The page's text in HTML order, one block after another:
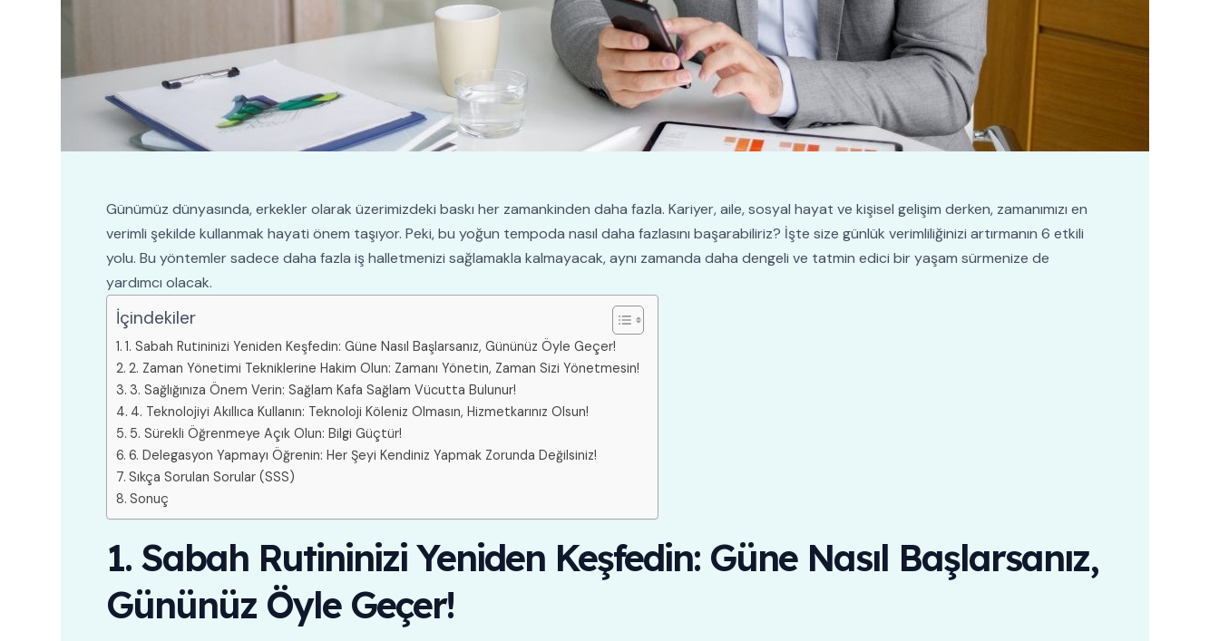
Günümüz dünyasında, erkekler olarak üzerimizdeki baskı her zamankinden daha fazla. Kariyer, aile, sosyal hayat ve kişisel gelişim derken, zamanımızı en
verimli şekilde kullanmak hayati önem taşıyor. Peki, bu yoğun tempoda nasıl daha fazlasını başarabiliriz? İşte size günlük verimliliğinizi artırmanın 6 etkili
yolu. Bu yöntemler sadece daha fazla iş halletmenizi sağlamakla kalmayacak, aynı zamanda daha dengeli ve tatmin edici bir yaşam sürmenize de
yardımcı olacak.
İçindekiler
1. Sabah Rutininizi Yeniden Keşfedin: Güne Nasıl Başlarsanız, Gününüz Öyle Geçer!
2. Zaman Yönetimi Tekniklerine Hakim Olun: Zamanı Yönetin, Zaman Sizi Yönetmesin!
3. Sağlığınıza Önem Verin: Sağlam Kafa Sağlam Vücutta Bulunur!
4. Teknolojiyi Akıllıca Kullanın: Teknoloji Köleniz Olmasın, Hizmetkarınız Olsun!
5. Sürekli Öğrenmeye Açık Olun: Bilgi Güçtür!
6. Delegasyon Yapmayı Öğrenin: Her Şeyi Kendiniz Yapmak Zorunda Değilsiniz!
Sıkça Sorulan Sorular (SSS)
Sonuç
1. Sabah Rutininizi Yeniden Keşfedin: Güne Nasıl Başlarsanız,
Gününüz Öyle Geçer!